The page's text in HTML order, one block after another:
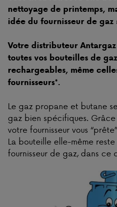
nettoyage de printemps,
idée du fournisseur de
Votre distributeur
toutes vos bouteilles de
rechargeables, même
fournisseurs*.
Le gaz propane et butane
gaz bien spécifiques.
votre fournisseur vous
La bouteille elle-même
fournisseur de gaz, dans ce